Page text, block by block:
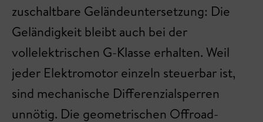
zuschaltbare Geländeuntersetzung: Die
Geländigkeit bleibt auch bei der
vollelektrischen G-Klasse erhalten. Weil
jeder Elektromotor einzeln steuerbar ist,
sind mechanische Differenzialsperren
unnötig. Die geometrischen Offroad-